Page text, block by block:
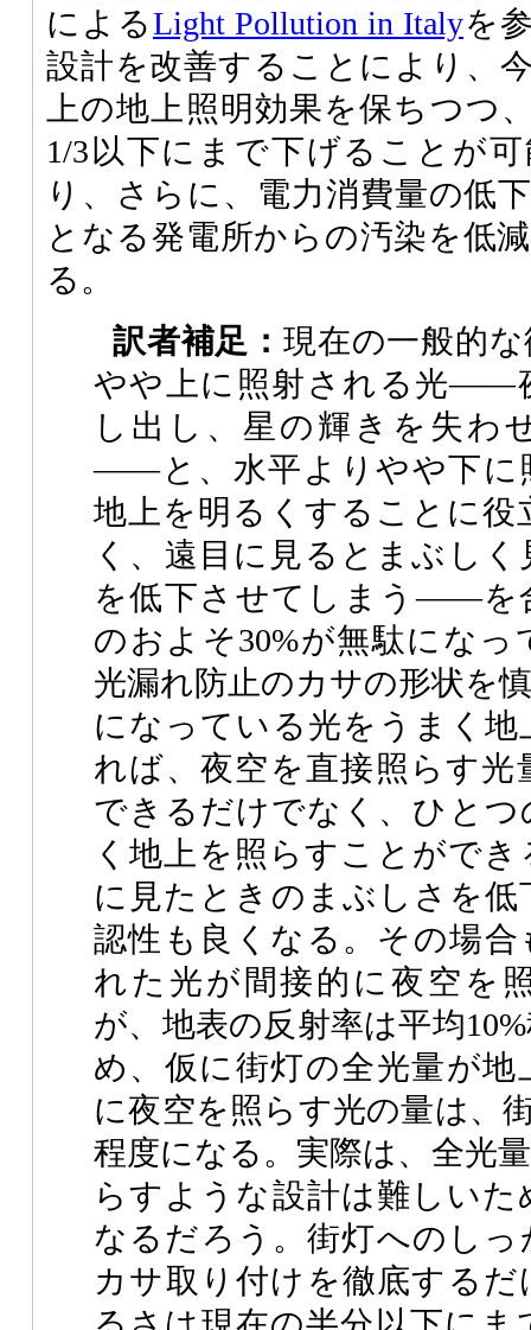
によるLight Pollution in Italyを
設計を改善することにより、
上の地上照明効果を保ちつつ
1/3以下にまで下げることが
り、さらに、電力消費量の低
となる発電所からの汚染を低
る。
訳者補足： 現在の一般的
やや上に照射される光――
し出し、星の輝きを失わ
――と、水平よりやや下
地上を明るくすることに役
く、遠目に見るとまぶし
を低下させてしまう――を
のおよそ30%が無駄にな
光漏れ防止のカサの形状を
になっている光をうまく
れば、夜空を直接照らす
できるだけでなく、ひと
く地上を照らすことがで
に見たときのまぶしさを
認性も良くなる。その場合
れた光が間接的に夜空を
が、地表の反射率は平均
め、仮に街灯の全光量が
に夜空を照らす光の量は、
程度になる。実際は、全光
らすような設計は難しい
なるだろう。街灯へのし
カサ取り付けを徹底する